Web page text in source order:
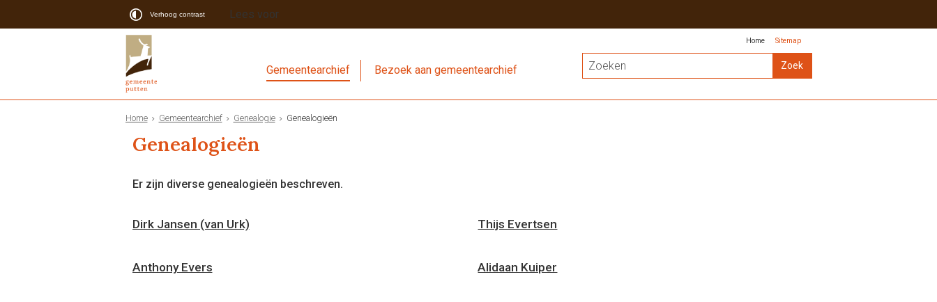
Verhoog contrast Lees voor
Home Sitemap
Gemeentearchief Bezoek aan gemeentearchief
Home Gemeentearchief Genealogie Genealogieën
Genealogieën
Er zijn diverse genealogieën beschreven.
Dirk Jansen (van Urk) Thijs Evertsen
Anthony Evers Alidaan Kuiper